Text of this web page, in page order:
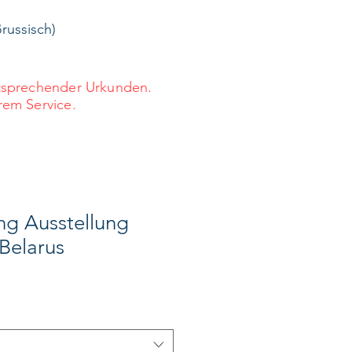
Ausstellung
Urkunden.
Service.